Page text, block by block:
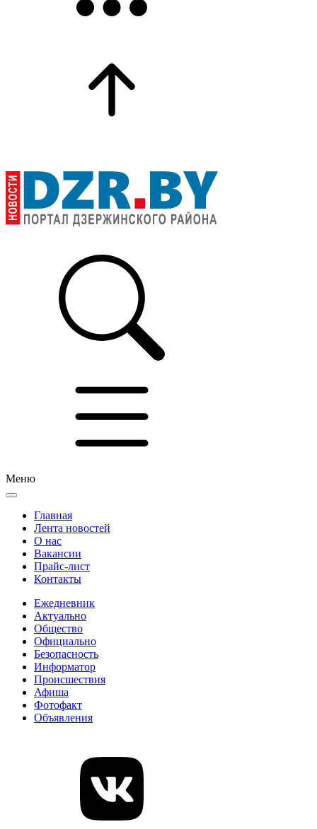
Меню
Главная
Лента новостей
О нас
Вакансии
Прайс-лист
Контакты
Ежедневник
Актуально
Общество
Официально
Безопасность
Информатор
Происшествия
Афиша
Фотофакт
Объявления